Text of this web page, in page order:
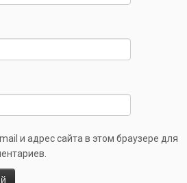
и адрес сайта в этом браузере для